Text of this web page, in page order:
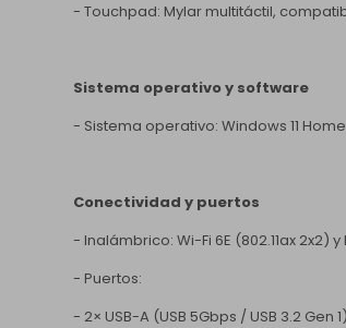
- Touchpad: Mylar multitáctil,
Sistema operativo y software
- Sistema operativo: Windows 11
Conectividad y puertos
- Inalámbrico: Wi-Fi 6E (802.11ax 2x2)
- Puertos:
- 2× USB-A (USB 5Gbps / USB 3.2